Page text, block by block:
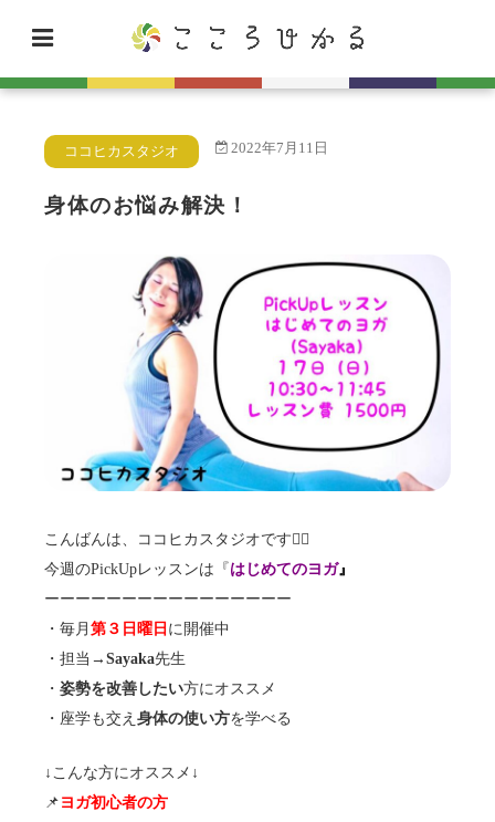
ココヒカスタジオ 2022年7月11日
身体のお悩み解決！
こんばんは、ココヒカスタジオです🧘‍♂️
今週のPickUpレッスンは『はじめてのヨガ』
ーーーーーーーーーーーーーーーー
・毎月 第３日曜日 に開催中
・担当→ Sayaka先生
・ 姿勢を改善したい方にオススメ
・座学も交え 身体の使い方を学べる
↓こんな方にオススメ↓
📌 ヨガ初心者の方